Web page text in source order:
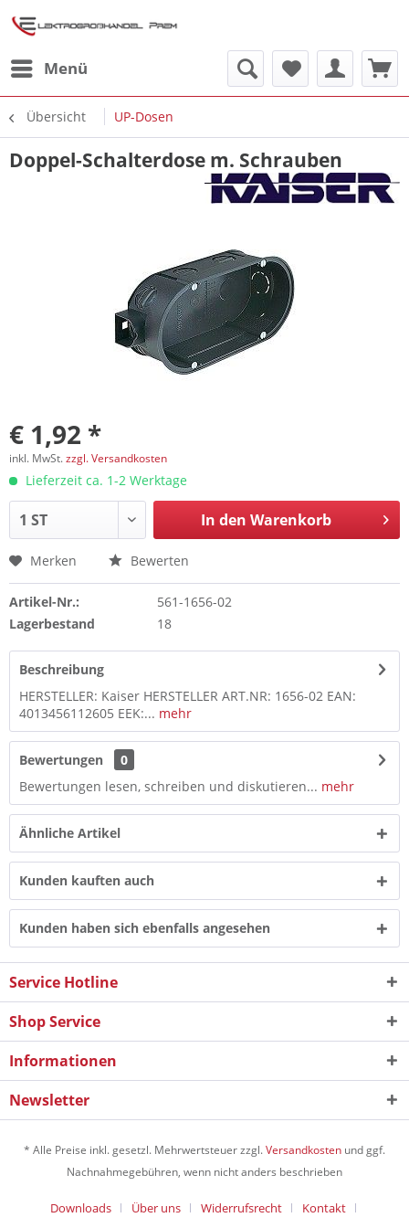
Menü
Übersicht UP-Dosen
Doppel-Schalterdose m. Schrauben
€ 1,92 *
inkl. MwSt.zzgl. Versandkosten
Lieferzeit ca. 1-2 Werktage
In den Warenkorb
Merken Bewerten
Artikel-Nr.:
561-1656-02
Lagerbestand
18
Beschreibung
HERSTELLER: Kaiser HERSTELLER ART.NR: 1656-02 EAN:
4013456112605 EEK:... mehr
Bewertungen
0
Bewertungen lesen, schreiben und diskutieren... mehr
Ähnliche Artikel
Kunden kauften auch
Kunden haben sich ebenfalls angesehen
Service Hotline
Shop Service
Informationen
Newsletter
* Alle Preise inkl. gesetzl. Mehrwertsteuer zzgl.Versandkosten und ggf.
Nachnahmegebühren, wenn nicht anders beschrieben
Downloads Über uns Widerrufsrecht Kontakt